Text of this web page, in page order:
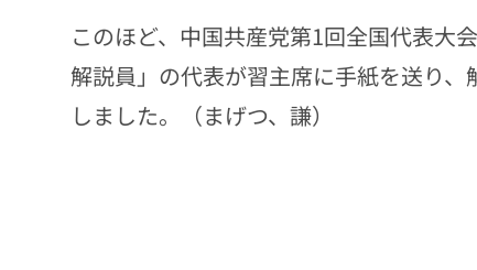
このほど、中国共産党第1回全国代表大
解説員」の代表が習主席に手紙を送り
しました。（まげつ、謙）